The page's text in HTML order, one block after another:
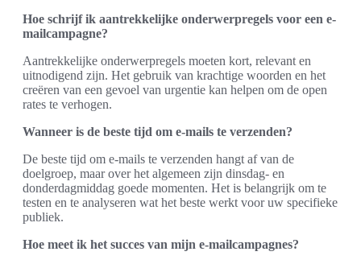
Hoe schrijf ik aantrekkelijke onderwerpregels voor een e-
mailcampagne?
Aantrekkelijke onderwerpregels moeten kort, relevant en
uitnodigend zijn. Het gebruik van krachtige woorden en het
creëren van een gevoel van urgentie kan helpen om de open
rates te verhogen.
Wanneer is de beste tijd om e-mails te verzenden?
De beste tijd om e-mails te verzenden hangt af van de
doelgroep, maar over het algemeen zijn dinsdag- en
donderdagmiddag goede momenten. Het is belangrijk om te
testen en te analyseren wat het beste werkt voor uw specifieke
publiek.
Hoe meet ik het succes van mijn e-mailcampagnes?